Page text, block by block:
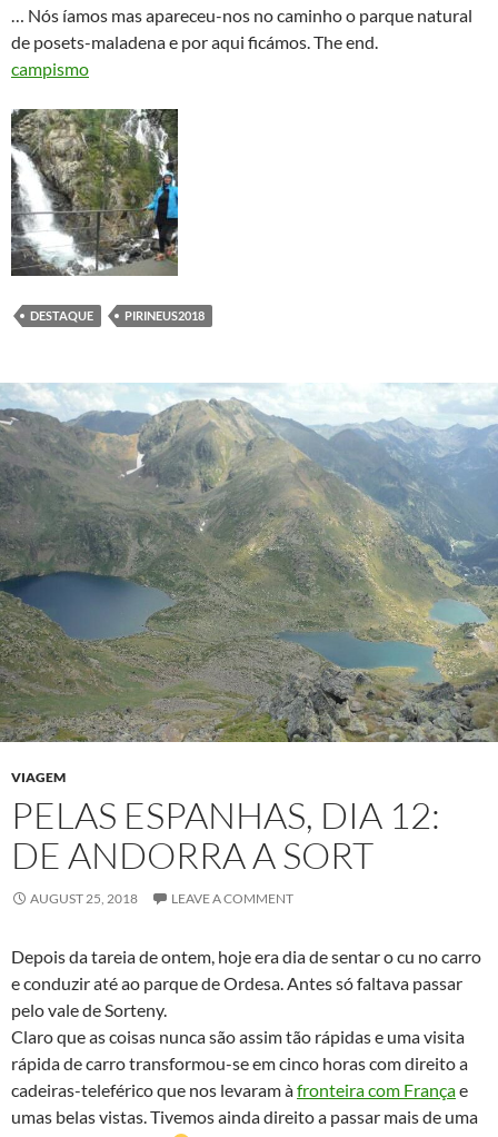
… Nós íamos mas apareceu-nos no caminho o parque natural
de posets-maladena e por aqui ficámos. The end.
campismo
DESTAQUE PIRINEUS2018
VIAGEM
PELAS ESPANHAS, DIA 12:
DE ANDORRA A SORT
AUGUST 25, 2018 LEAVE A COMMENT
Depois da tareia de ontem, hoje era dia de sentar o cu no carro
e conduzir até ao parque de Ordesa. Antes só faltava passar
pelo vale de Sorteny.
Claro que as coisas nunca são assim tão rápidas e uma visita
rápida de carro transformou-se em cinco horas com direito a
cadeiras-teleférico que nos levaram àfronteira com Françae
umas belas vistas. Tivemos ainda direito a passar mais de uma